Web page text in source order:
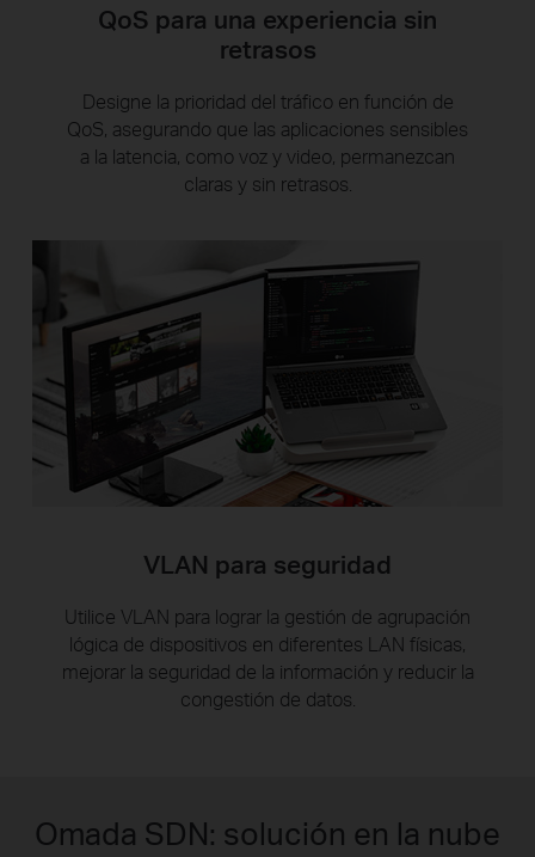
QoS para una experiencia sin
retrasos
Designe la prioridad del tráfico en función de
QoS, asegurando que las aplicaciones sensibles
a la latencia, como voz y video, permanezcan
claras y sin retrasos.
VLAN para seguridad
Utilice VLAN para lograr la gestión de agrupación
lógica de dispositivos en diferentes LAN físicas,
mejorar la seguridad de la información y reducir la
congestión de datos.
Omada SDN: solución en la nube